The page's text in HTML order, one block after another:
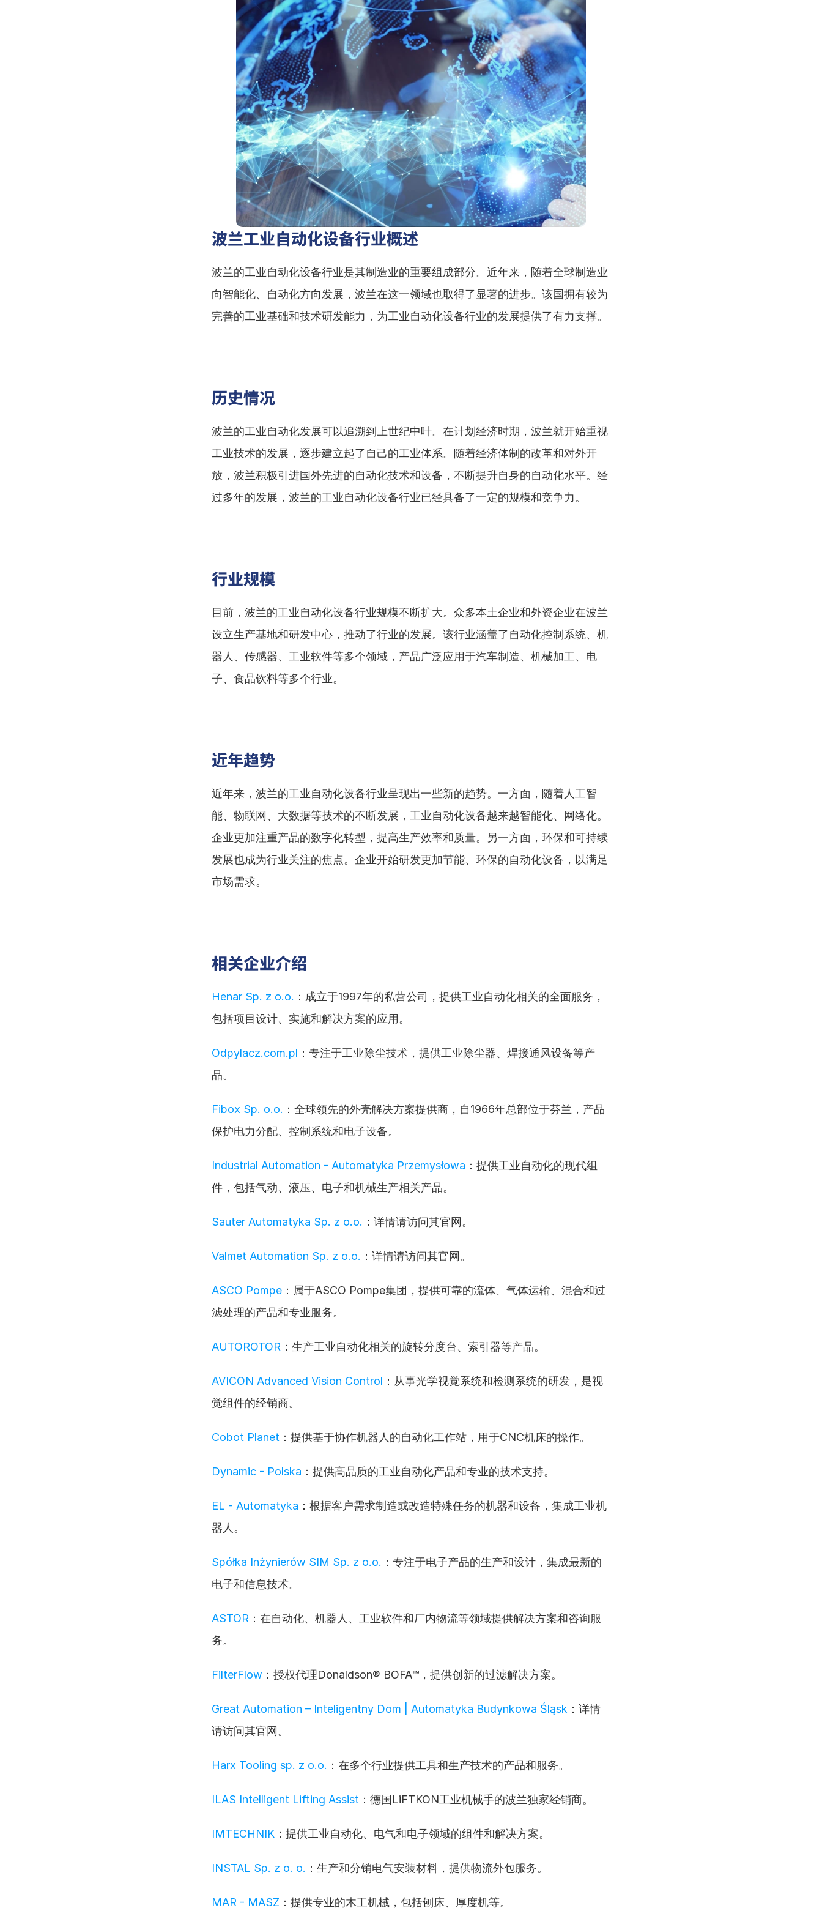
波兰工业自动化设备行业概述
波兰的工业自动化设备行业是其制造业的重要组成部分。近年来，随着全球制造业
向智能化、自动化方向发展，波兰在这一领域也取得了显著的进步。该国拥有较为
完善的工业基础和技术研发能力，为工业自动化设备行业的发展提供了有力支撑。
历史情况
波兰的工业自动化发展可以追溯到上世纪中叶。在计划经济时期，波兰就开始重视
工业技术的发展，逐步建立起了自己的工业体系。随着经济体制的改革和对外开
放，波兰积极引进国外先进的自动化技术和设备，不断提升自身的自动化水平。经
过多年的发展，波兰的工业自动化设备行业已经具备了一定的规模和竞争力。
行业规模
目前，波兰的工业自动化设备行业规模不断扩大。众多本土企业和外资企业在波兰
设立生产基地和研发中心，推动了行业的发展。该行业涵盖了自动化控制系统、机
器人、传感器、工业软件等多个领域，产品广泛应用于汽车制造、机械加工、电
子、食品饮料等多个行业。
近年趋势
近年来，波兰的工业自动化设备行业呈现出一些新的趋势。一方面，随着人工智
能、物联网、大数据等技术的不断发展，工业自动化设备越来越智能化、网络化。
企业更加注重产品的数字化转型，提高生产效率和质量。另一方面，环保和可持续
发展也成为行业关注的焦点。企业开始研发更加节能、环保的自动化设备，以满足
市场需求。
相关企业介绍
Henar Sp. z o.o. ：成立于1997年的私营公司，提供工业自动化相关的全面服务，
包括项目设计、实施和解决方案的应用。
Odpylacz.com.pl ：专注于工业除尘技术，提供工业除尘器、焊接通风设备等产
品。
Fibox Sp. o.o. ：全球领先的外壳解决方案提供商，自1966年总部位于芬兰，产品
保护电力分配、控制系统和电子设备。
Industrial Automation - Automatyka Przemysłowa ：提供工业自动化的现代组
件，包括气动、液压、电子和机械生产相关产品。
Sauter Automatyka Sp. z o.o. ：详情请访问其官网。
Valmet Automation Sp. z o.o. ：详情请访问其官网。
ASCO Pompe ：属于ASCO Pompe集团，提供可靠的流体、气体运输、混合和过
滤处理的产品和专业服务。
AUTOROTOR ：生产工业自动化相关的旋转分度台、索引器等产品。
AVICON Advanced Vision Control ：从事光学视觉系统和检测系统的研发，是视
觉组件的经销商。
Cobot Planet ：提供基于协作机器人的自动化工作站，用于CNC机床的操作。
Dynamic - Polska ：提供高品质的工业自动化产品和专业的技术支持。
EL - Automatyka ：根据客户需求制造或改造特殊任务的机器和设备，集成工业机
器人。
Spółka Inżynierów SIM Sp. z o.o. ：专注于电子产品的生产和设计，集成最新的
电子和信息技术。
ASTOR ：在自动化、机器人、工业软件和厂内物流等领域提供解决方案和咨询服
务。
FilterFlow ：授权代理Donaldson®️ BOFA™️，提供创新的过滤解决方案。
Great Automation – Inteligentny Dom | Automatyka Budynkowa Śląsk ：详情
请访问其官网。
Harx Tooling sp. z o.o. ：在多个行业提供工具和生产技术的产品和服务。
ILAS Intelligent Lifting Assist ：德国LiFTKON工业机械手的波兰独家经销商。
IMTECHNIK ：提供工业自动化、电气和电子领域的组件和解决方案。
INSTAL Sp. z o. o. ：生产和分销电气安装材料，提供物流外包服务。
MAR - MASZ ：提供专业的木工机械，包括刨床、厚度机等。